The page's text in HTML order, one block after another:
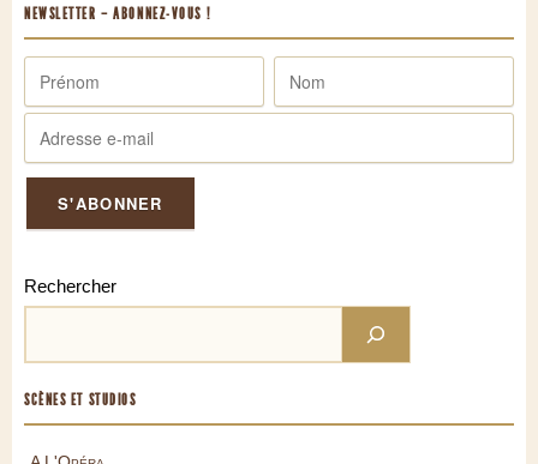
NEWSLETTER – ABONNEZ-VOUS !
Rechercher
SCÈNES ET STUDIOS